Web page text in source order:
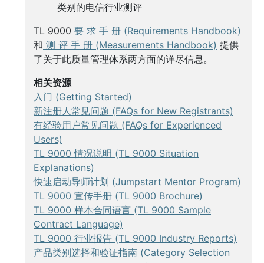
类别的电信行业测评
TL 9000 要 求 手 册 (Requirements Handbook)
和 测 评 手 册 (Measurements Handbook) 提供
了关于此质量管理体系两方面的详尽信息。
相关资源
入门 (Getting Started)
新注册人常见问题 (FAQs for New Registrants)
有经验用户常见问题 (FAQs for Experienced
Users)
TL 9000 情况说明 (TL 9000 Situation
Explanations)
快速启动导师计划 (Jumpstart Mentor Program)
TL 9000 宣传手册 (TL 9000 Brochure)
TL 9000 样本合同语言 (TL 9000 Sample
Contract Language)
TL 9000 行业报告 (TL 9000 Industry Reports)
产品类别选择和验证指南 (Category Selection